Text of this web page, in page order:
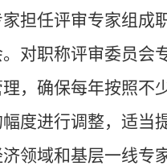
家担任评审专家组成
对职称评审委员会
，确保每年按照不
度进行调整，适当
领域和基层一线专